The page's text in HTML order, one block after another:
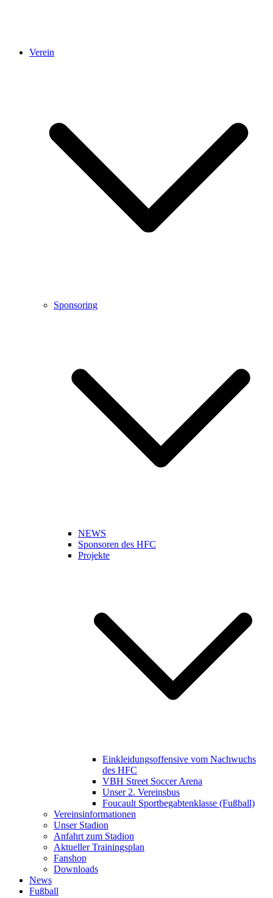
Verein
Sponsoring
NEWS
Sponsoren des HFC
Projekte
Einkleidungsoffensive vom Nachwuchs
des HFC
VBH Street Soccer Arena
Unser 2. Vereinsbus
Foucault Sportbegabtenklasse (Fußball)
Vereinsinformationen
Unser Stadion
Anfahrt zum Stadion
Aktueller Trainingsplan
Fanshop
Downloads
News
Fußball